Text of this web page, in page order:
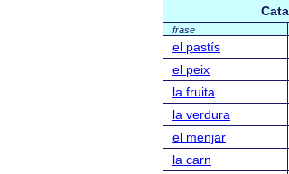
frase
el pastís
el peix
la fruita
la verdura
el menjar
la carn